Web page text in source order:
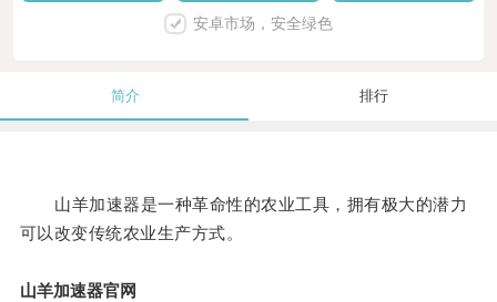
安卓市场，安全绿色
简介 排行
山羊加速器是一种革命性的农业工具，拥有极大的潜力
可以改变传统农业生产方式。
山羊加速器官网